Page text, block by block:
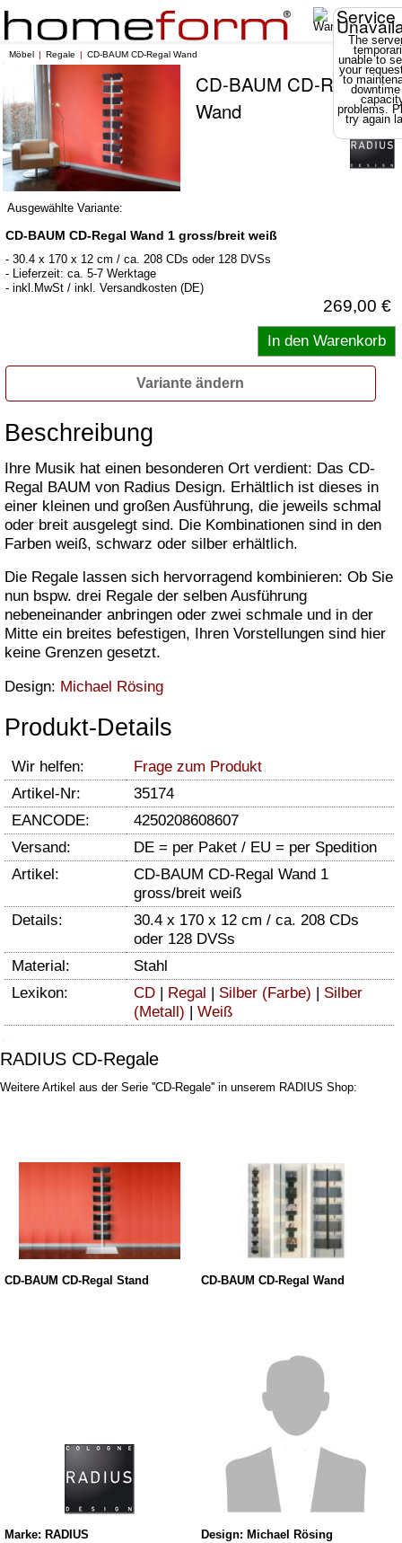
Service
The
unable to
your
to
problems.
try again
Möbel Regale CD-BAUM CD-Regal Wand
CD-BAUM CD-Regal
Wand
Ausgewählte Variante:
CD-BAUM CD-Regal Wand 1 gross/breit weiß
- 30.4 x 170 x 12 cm / ca. 208 CDs oder 128 DVSs
- Lieferzeit: ca. 5-7 Werktage
- inkl.MwSt / inkl. Versandkosten (DE)
269,00 €
Variante ändern
Beschreibung
Ihre Musik hat einen besonderen Ort verdient: Das CD-
Regal BAUM von Radius Design. Erhältlich ist dieses in
einer kleinen und großen Ausführung, die jeweils schmal
oder breit ausgelegt sind. Die Kombinationen sind in den
Farben weiß, schwarz oder silber erhältlich.
Die Regale lassen sich hervorragend kombinieren: Ob Sie
nun bspw. drei Regale der selben Ausführung
nebeneinander anbringen oder zwei schmale und in der
Mitte ein breites befestigen, Ihren Vorstellungen sind hier
keine Grenzen gesetzt.
Design: Michael Rösing
Produkt-Details
Wir helfen:
Frage zum Produkt
Artikel-Nr:
35174
EANCODE:
4250208608607
Versand:
DE = per Paket / EU = per Spedition
Artikel:
CD-BAUM CD-Regal Wand 1
gross/breit weiß
Details:
30.4 x 170 x 12 cm / ca. 208 CDs
oder 128 DVSs
Material:
Stahl
Lexikon:
CD | Regal | Silber (Farbe) | Silber
(Metall) | Weiß
RADIUS CD-Regale
Weitere Artikel aus der Serie ''CD-Regale'' in unserem RADIUS Shop:
CD-BAUM CD-Regal Stand CD-BAUM CD-Regal Wand
Marke: RADIUS Design: Michael Rösing